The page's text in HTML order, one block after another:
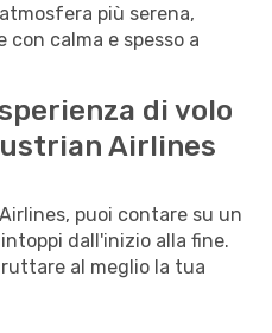
più serena,
calma e spesso a
di volo
Airlines
puoi contare su un
dall'inizio alla fine.
al meglio la tua